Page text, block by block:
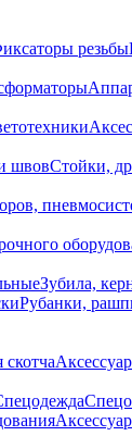
резьбы
швовСтойки,
Зубила,
Рубанки,